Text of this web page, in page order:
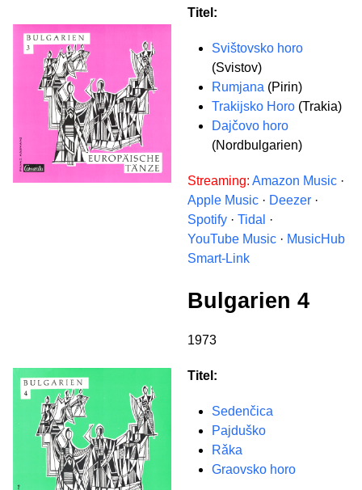
Titel:
Svištovsko horo
(Svistov)
Rumjana (Pirin)
Trakijsko Horo (Trakia)
Dajčovo horo
(Nordbulgarien)
Streaming: Amazon Music ·
Apple Music · Deezer ·
Spotify · Tidal ·
YouTube Music · MusicHub
Smart-Link
Bulgarien 4
1973
Titel:
Sedenčica
Pajduško
Rǎka
Graovsko horo